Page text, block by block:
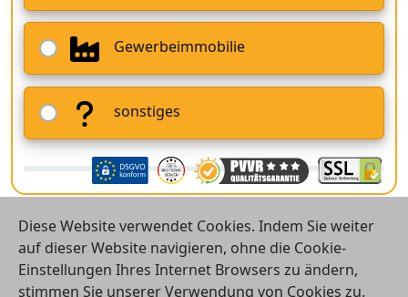
Gewerbeimmobilie
sonstiges
Diese Website verwendet Cookies. Indem Sie weiter
auf dieser Website navigieren, ohne die Cookie-
Einstellungen Ihres Internet Browsers zu ändern,
stimmen Sie unserer Verwendung von Cookies zu.